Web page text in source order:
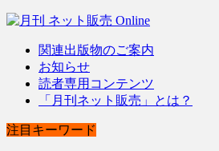
関連出版物のご案内
お知らせ
読者専用コンテンツ
「月刊ネット販売」とは？
注目キーワード